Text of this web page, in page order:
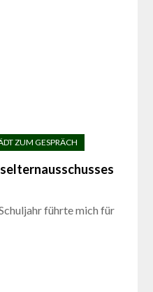
führte mich für